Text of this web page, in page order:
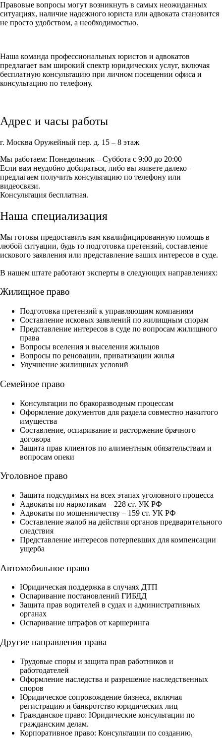
Правовые вопросы могут возникнуть в самых неожиданных
ситуациях, наличие надежного юриста или адвоката становится
не просто удобством, а необходимостью.
Наша команда профессиональных юристов и адвокатов
предлагает вам широкий спектр юридических услуг, включая
бесплатную консультацию при личном посещении офиса и
консультацию по телефону.
Адрес и часы работы
г. Москва Оружейный пер. д. 15 – 8 этаж
Мы работаем: Понедельник – Суббота с 9:00 до 20:00
Если вам неудобно добираться, либо вы живете далеко –
предлагаем получить консультацию по телефону или
видеосвязи.
Консультация бесплатная.
Наша специализация
Мы готовы предоставить вам квалифицированную помощь в
любой ситуации, будь то подготовка претензий, составление
искового заявления или представление ваших интересов в суде.
В нашем штате работают эксперты в следующих направлениях:
Жилищное право
Подготовка претензий к управляющим компаниям
Составление исковых заявлений по жилищным спорам
Представление интересов в суде по вопросам жилищного
права
Вопросы вселения и выселения жильцов
Вопросы по реновации, приватизации жилья
Улучшение жилищных условий
Семейное право
Консультации по бракоразводным процессам
Оформление документов для раздела совместно нажитого
имущества
Составление, оспаривание и расторжение брачного
договора
Защита прав клиентов по алиментным обязательствам и
вопросам опеки
Уголовное право
Защита подсудимых на всех этапах уголовного процесса
Адвокаты по наркотикам – 228 ст. УК РФ
Адвокаты по мошенничеству – 159 ст. УК РФ
Составление жалоб на действия органов предварительного
следствия
Представление интересов потерпевших для компенсации
ущерба
Автомобильное право
Юридическая поддержка в случаях ДТП
Оспаривание постановлений ГИБДД
Защита прав водителей в судах и административных
органах
Оспаривание штрафов от каршеринга
Другие направления права
Трудовые споры и защита прав работников и
работодателей
Оформление наследства и разрешение наследственных
споров
Юридическое сопровождение бизнеса, включая
регистрацию и банкротство юридических лиц
Гражданское право: Юридические консультации по
гражданским делам.
Корпоративное право: Консультации по созданию,